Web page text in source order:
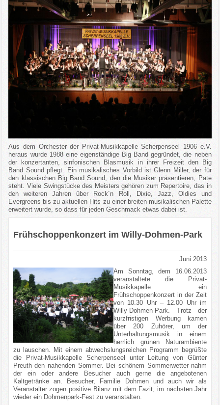
Aus dem Orchester der Privat-Musikkapelle Scherpenseel 1906 e.V.
heraus wurde 1988 eine eigenständige Big Band gegründet, die neben
der konzertanten, sinfonischen Blasmusik in ihrer Freizeit den Big
Band Sound pflegt. Ein musikalisches Vorbild ist Glenn Miller, der für
den klassischen Big Band Sound, den die Musiker präsentieren, Pate
steht. Viele Swingstücke des Meisters gehören zum Repertoire, das in
den weiteren Jahren über Rock´n Roll, Dixie, Jazz, Oldies und
Evergreens bis zu aktuellen Hits zu einer breiten musikalischen Palette
erweitert wurde, so dass für jeden Geschmack etwas dabei ist.
Frühschoppenkonzert im Willy-Dohmen-Park
Juni 2013
Am Sonntag, dem 16.06.2013
veranstaltete die Privat-
Musikkapelle ein
Frühschoppenkonzert in der Zeit
von 10.30 Uhr – 12.00 Uhr im
Willy-Dohmen-Park. Trotz der
kurzfristigen Werbung kamen
über 200 Zuhörer, um der
Unterhaltungsmusik in einem
herrlich grünen Naturambiente
zu lauschen. Mit einem abwechslungsreichen Programm begrüßte
die Privat-Musikkapelle Scherpenseel unter Leitung von Günter
Preuth den nahenden Sommer. Bei schönem Sommerwetter nahm
der ein oder andere Besucher auch gerne die angebotenen
Kaltgetränke an. Besucher, Familie Dohmen und auch wir als
Veranstalter zogen positive Bilanz mit dem Fazit, im nächsten Jahr
wieder ein Dohmenpark-Fest zu veranstalten.